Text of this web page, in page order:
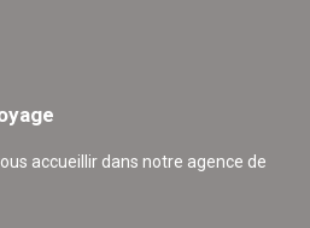
accueillir dans notre agence de